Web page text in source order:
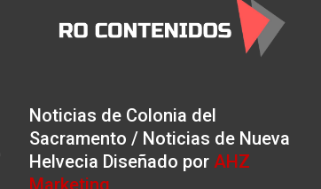
Noticias de Colonia del
Sacramento / Noticias de Nueva
Helvecia Diseñado por AHZ